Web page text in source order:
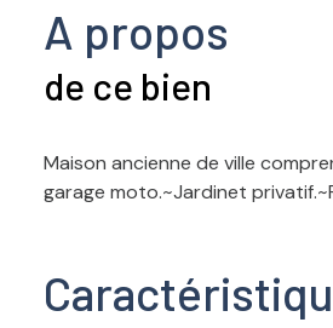
A propos
de ce bien
Maison ancienne de ville
garage moto.~Jardinet